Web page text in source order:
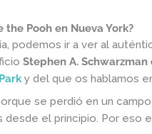
Pooh en Nueva York?
podemos ir a ver al
Stephen A.
y del que os hablamos
se perdió en un
desde el principio. Por eso